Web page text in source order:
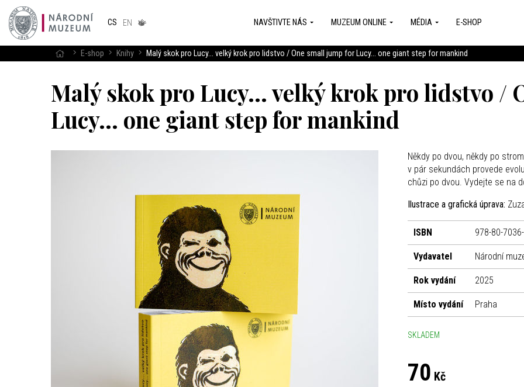
CS EN
v českém
NAVŠTIVTE NÁS MUZEUM ONLINE MÉDIA E-SHOP
E-shop Knihy Malý skok pro Lucy... velký krok pro lidstvo / One small jump for Lucy... one giant step for mankind
Malý skok pro Lucy... velký krok pro lidstvo /
Lucy... one giant step for mankind
Někdy po dvou, někdy po
v pár sekundách provede
chůzi po dvou. Vydejte se na
Ilustrace a grafická úprava:
ISBN 978-80-
Vydavatel Národní
Rok vydání 2025
Místo vydání Praha
SKLADEM
70 Kč